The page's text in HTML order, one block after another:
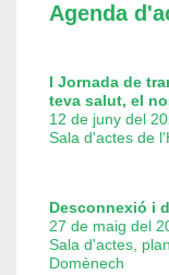
Agenda
I Jornada de
teva salut, el
12 de juny del
Sala d'actes de
Desconnexió i
27 de maig del
Sala d'actes,
Domènech